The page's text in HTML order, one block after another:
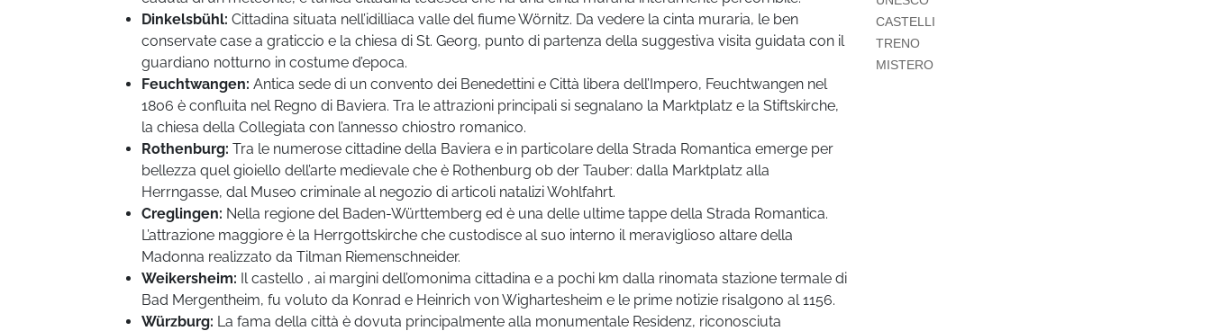
Dinkelsbühl: Cittadina situata nell’idilliaca valle del fiume Wörnitz. Da vedere la cinta muraria, le ben
conservate case a graticcio e la chiesa di St. Georg, punto di partenza della suggestiva visita guidata con il
guardiano notturno in costume d’epoca.
Feuchtwangen: Antica sede di un convento dei Benedettini e Città libera dell’Impero, Feuchtwangen nel
1806 è confluita nel Regno di Baviera. Tra le attrazioni principali si segnalano la Marktplatz e la Stiftskirche,
la chiesa della Collegiata con l’annesso chiostro romanico.
Rothenburg: Tra le numerose cittadine della Baviera e in particolare della Strada Romantica emerge per
bellezza quel gioiello dell’arte medievale che è Rothenburg ob der Tauber: dalla Marktplatz alla
Herrngasse, dal Museo criminale al negozio di articoli natalizi Wohlfahrt.
Creglingen: Nella regione del Baden-Württemberg ed è una delle ultime tappe della Strada Romantica.
L’attrazione maggiore è la Herrgottskirche che custodisce al suo interno il meraviglioso altare della
Madonna realizzato da Tilman Riemenschneider.
Weikersheim: Il castello , ai margini dell’omonima cittadina e a pochi km dalla rinomata stazione termale di
Bad Mergentheim, fu voluto da Konrad e Heinrich von Wighartesheim e le prime notizie risalgono al 1156.
Würzburg: La fama della città è dovuta principalmente alla monumentale Residenz, riconosciuta
CASTELLI
TRENO
MISTERO